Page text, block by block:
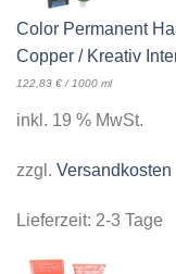
Color Permanent
Copper / Kreativ
122,83 € / 1000 ml
inkl. 19 % MwSt.
zzgl. Versandkosten
Lieferzeit: 2-3 Tage